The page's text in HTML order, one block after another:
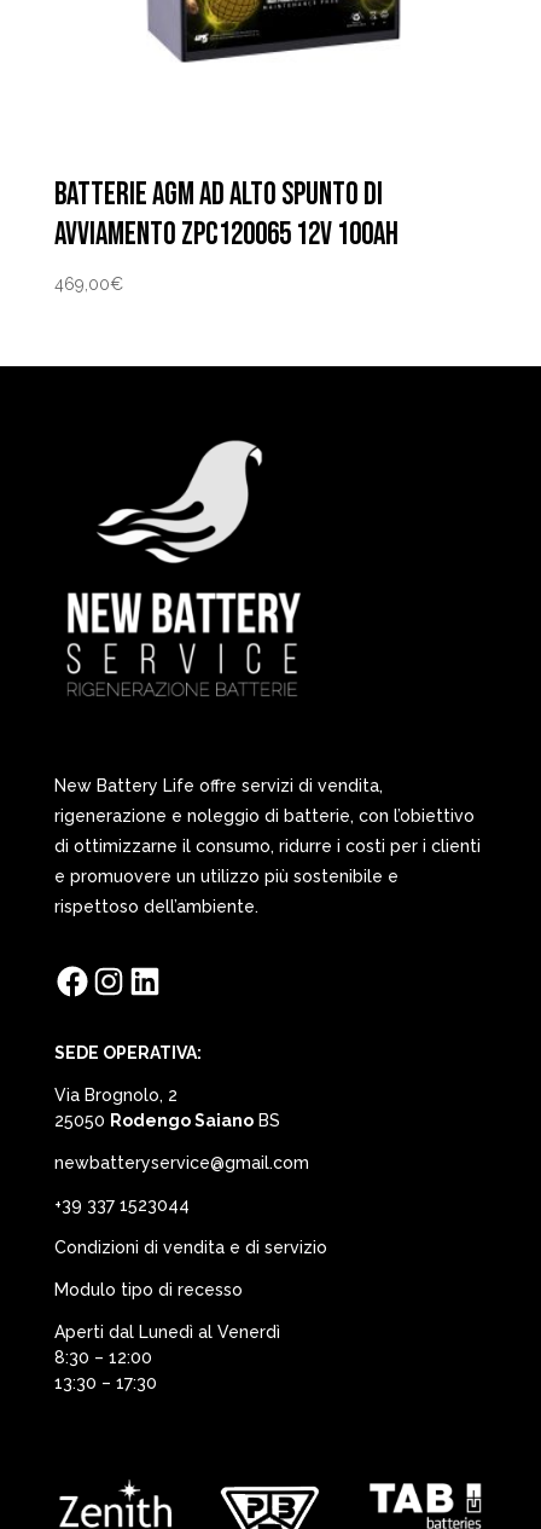
BATTERIE AGM AD ALTO SPUNTO DI
AVVIAMENTO ZPC120065 12V 100AH
469,00€
New Battery Life offre servizi di vendita,
rigenerazione e noleggio di batterie, con l’obiettivo
di ottimizzarne il consumo, ridurre i costi per i clienti
e promuovere un utilizzo più sostenibile e
rispettoso dell’ambiente.
FacebookInstagramLinkedIn
SEDE OPERATIVA:
Via Brognolo, 2
25050 Rodengo SaianoBS
newbatteryservice@gmail.com
+39 337 1523044
Condizioni di vendita e di servizio
Modulo tipo di recesso
Aperti dal Lunedì al Venerdì
8:30 – 12:00
13:30 – 17:30